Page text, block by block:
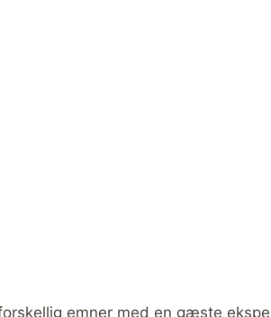
emner med en gæste